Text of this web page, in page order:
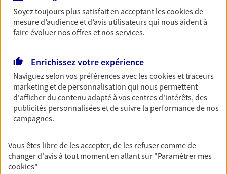
Préparez sereinement ce nouveau chapitre de
votre vie avec les conseils d'un expert. Découvrez
notre solution PER (Plan Epargne Retraite)
spécialement conçue pour la retraite.
Découvrir l'offre Retraite
Prévoyance
Pour un avenir serein, assurez-vous avec notre
contrat prévoyance. Préservez vos proches en cas
d'accident ou de maladie en optant pour les
invalidité ou de décès.
Découvrir l'offre Prévoyance
Soyez toujours plus satisfait en acceptant lescookiesde
mesure d’audience et d’avis utilisateurs qui nous aident à
faire évoluer nos offres et nos services.
Enrichissez votre expérience
Naviguez selon vos préférences avec lescookies et traceurs
marketing et de personnalisation qui nous permettent
d'afficher du contenu adapté à vos centres d'intérêts, des
publicités personnalisées et de suivre la performance de nos
campagnes.
Vous êtes libre de les accepter, de les refuser comme de
changer d'avis à tout moment en allant sur "Paramétrer mes
cookies"